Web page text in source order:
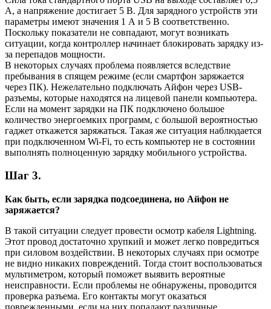
А, а напряжение достигает 5 В. Для зарядного устройств эти
параметры имеют значения 1 А и 5 В соответственно.
Поскольку показатели не совпадают, могут возникать
ситуации, когда контроллер начинает блокировать зарядку из-
за перепадов мощности.
В некоторых случаях проблема появляется вследствие
пребывания в спящем режиме (если смартфон заряжается
через ПК). Нежелательно подключать Айфон через USB-
разъемы, которые находятся на лицевой панели компьютера.
Если на момент зарядки на ПК подключено большое
количество энергоемких программ, с большой вероятностью
гаджет откажется заряжаться. Такая же ситуация наблюдается
при подключенном Wi-Fi, то есть компьютер не в состоянии
выполнять полноценную зарядку мобильного устройства.
Шаг 3.
Как быть, если зарядка подсоединена, но Айфон не
заряжается?
В такой ситуации следует провести осмотр кабеля Lightning.
Этот провод достаточно хрупкий и может легко повредиться
при силовом воздействии. В некоторых случаях при осмотре
не видно никаких повреждений. Тогда стоит воспользоваться
мультиметром, который поможет выявить вероятные
неисправности. Если проблемы не обнаружены, проводится
проверка разъема. Его контакты могут оказаться
поврежденными, если на них попадают различные